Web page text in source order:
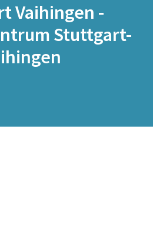
Vaihingen -
Stuttgart-